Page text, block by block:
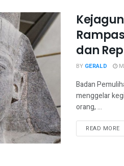
dan
BY GERALD
Badan
menggelar
orang, ...
READ MORE